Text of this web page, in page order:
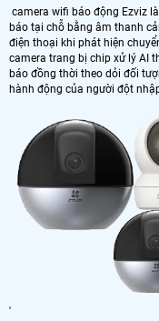
camera wifi báo động Ezviz
báo tại chỗ bằng âm thanh
điện thoại khi phát hiện
camera trang bị chip xử lý AI
báo đồng thời theo dỏi đối
hành động của người đột
'